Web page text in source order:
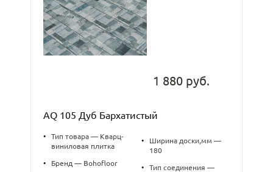
1 880 руб.
AQ 105 Дуб Бархатистый
•
Тип товара — Кварц-
виниловая плитка
• Бренд — Bohofloor
•
Ширина доски,мм —
180
•
Тип соединения —